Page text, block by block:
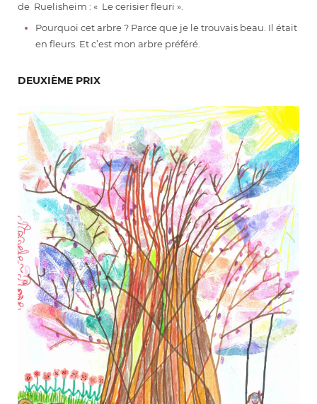
de Ruelisheim : « Le cerisier fleuri ».
Pourquoi cet arbre ? Parce que je le trouvais beau. Il était
en fleurs. Et c’est mon arbre préféré.
DEUXIÈME PRIX